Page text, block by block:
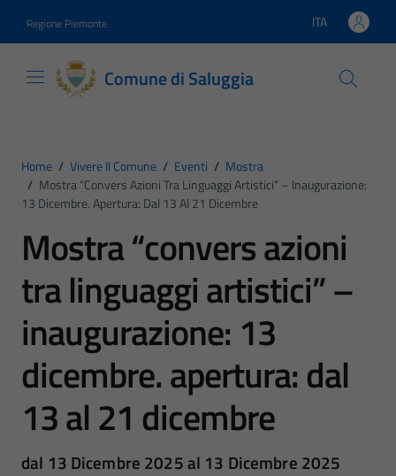
Regione Piemonte Lingua attiva:
ITA
Comune di Saluggia
Home / Vivere Il Comune / Eventi / Mostra
/ Mostra “convers Azioni Tra Linguaggi Artistici” – Inaugurazione:
13 Dicembre. Apertura: Dal 13 Al 21 Dicembre
Mostra “convers azioni
tra linguaggi artistici” –
inaugurazione: 13
dicembre. apertura: dal
13 al 21 dicembre
dal 13 Dicembre 2025 al 13 Dicembre 2025